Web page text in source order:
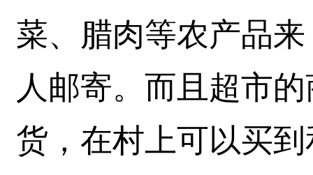
菜、腊肉等农产品
人邮寄。而且超市
货，在村上可以买